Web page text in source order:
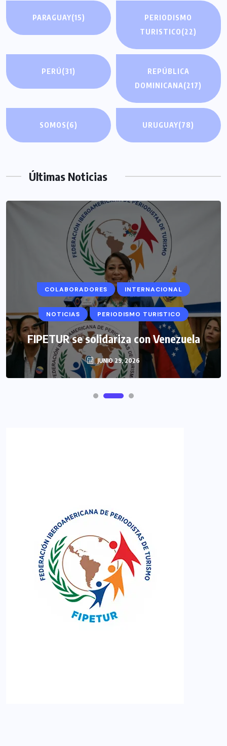
PARAGUAY(15)
PERIODISMO
TURISTICO(22)
PERÚ(31)
REPÚBLICA
DOMINICANA(217)
SOMOS(6) URUGUAY(78)
Últimas Noticias
COLABORADORES INTERNACIONAL
NOTICIAS PERIODISMO TURISTICO
FIPETUR se solidariza con Venezuela
JUNIO 29, 2026